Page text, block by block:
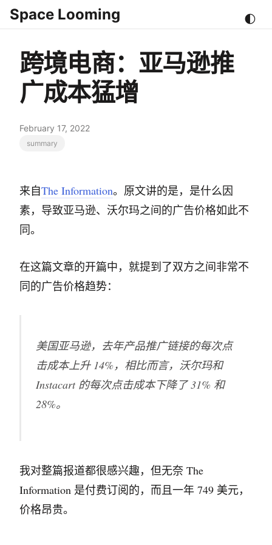
Space Looming 🌓
跨境电商：亚马逊推
广成本猛增
February 17, 2022
summary
来自The Information。原文讲的是，是什么因
素，导致亚马逊、沃尔玛之间的广告价格如此不
同。
在这篇文章的开篇中，就提到了双方之间非常不
同的广告价格趋势：
美国亚马逊，去年产品推广链接的每次点
击成本上升 14%，相比而言，沃尔玛和
Instacart 的每次点击成本下降了 31% 和
28%。
我对整篇报道都很感兴趣，但无奈 The
Information 是付费订阅的，而且一年 749 美元，
价格昂贵。